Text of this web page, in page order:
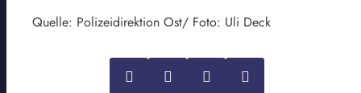
Quelle: Polizeidirektion Ost/ Foto: Uli Deck